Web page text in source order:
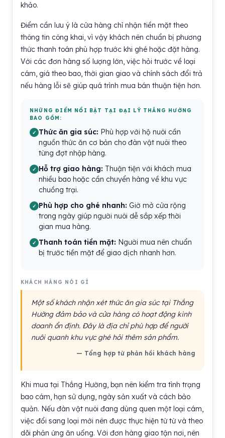
khảo.
Điểm cần lưu ý là cửa hàng chỉ nhận tiền mặt theo
thông tin công khai, vì vậy khách nên chuẩn bị phương
thức thanh toán phù hợp trước khi ghé hoặc đặt hàng.
Với các đơn hàng số lượng lớn, việc hỏi trước về loại
cám, giá theo bao, thời gian giao và chính sách đổi trả
nếu hàng lỗi sẽ giúp quá trình mua bán thuận tiện hơn.
NHỮNG ĐIỂM NỔI BẬT TẠI ĐẠI LÝ THẮNG HƯỜNG
BAO GỒM:
Thức ăn gia súc: Phù hợp với hộ nuôi cần
nguồn thức ăn cơ bản cho đàn vật nuôi theo
từng đợt nhập hàng.
Hỗ trợ giao hàng: Thuận tiện với khách mua
nhiều bao hoặc cần chuyển hàng về khu vực
chuồng trại.
Phù hợp cho ghé nhanh: Giờ mở cửa rộng
trong ngày giúp người nuôi dễ sắp xếp thời
gian mua hàng.
Thanh toán tiền mặt: Người mua nên chuẩn
bị trước tiền mặt để giao dịch nhanh hơn.
KHÁCH HÀNG NÓI GÌ
Một số khách nhận xét thức ăn gia súc tại Thắng
Hường đảm bảo và cửa hàng có hoạt động kinh
doanh ổn định. Đây là địa chỉ phù hợp để người
nuôi quanh khu vực ghé hỏi thêm sản phẩm.
— Tổng hợp từ phản hồi khách hàng
Khi mua tại Thắng Hường, bạn nên kiểm tra tình trạng
bao cám, hạn sử dụng, ngày sản xuất và cách bảo
quản. Nếu đàn vật nuôi đang dùng quen một loại cám,
việc đổi sang loại mới nên được thực hiện từ từ và theo
dõi phản ứng ăn uống. Với đơn hàng giao tận nơi, nên